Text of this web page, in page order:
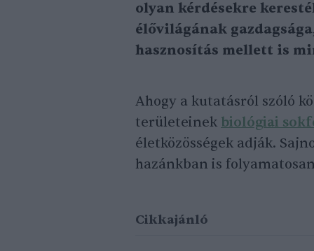
olyan kérdésekre
élővilágának
hasznosítás mellett is
Ahogy a kutatásról szóló
területeinek biológiai
életközösségek adják.
hazánkban is
Cikkajánló